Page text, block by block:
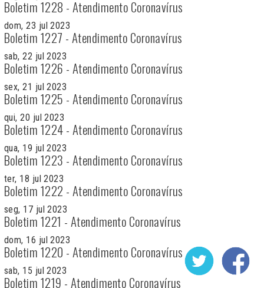
Boletim 1228 - Atendimento Coronavírus
dom, 23 jul 2023
Boletim 1227 - Atendimento Coronavírus
sab, 22 jul 2023
Boletim 1226 - Atendimento Coronavírus
sex, 21 jul 2023
Boletim 1225 - Atendimento Coronavírus
qui, 20 jul 2023
Boletim 1224 - Atendimento Coronavírus
qua, 19 jul 2023
Boletim 1223 - Atendimento Coronavírus
ter, 18 jul 2023
Boletim 1222 - Atendimento Coronavírus
seg, 17 jul 2023
Boletim 1221 - Atendimento Coronavírus
dom, 16 jul 2023
Boletim 1220 - Atendimento Coronavírus
sab, 15 jul 2023
Boletim 1219 - Atendimento Coronavírus